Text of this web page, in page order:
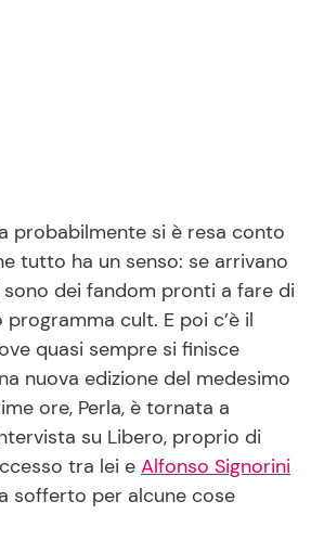
probabilmente si è resa conto
tutto ha un senso: se arrivano
dei fandom pronti a fare di
cult. E poi c’è il
quasi sempre si finisce
nuova edizione del medesimo
ore, Perla, è tornata a
su Libero, proprio di
tra lei e Alfonso Signorini
sofferto per alcune cose